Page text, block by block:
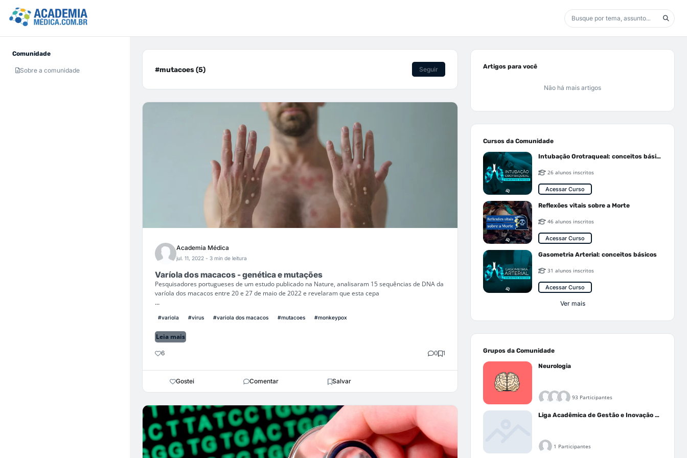
Comunidade
Sobre a comunidade #mutacoes (5) Seguir
Academia Médica
jul. 11, 2022 - 3 min de leitura
Varíola dos macacos - genética e mutações
Pesquisadores portugueses de um estudo publicado na Nature, analisaram 15 sequências de DNA da
varíola dos macacos entre 20 e 27 de maio de 2022 e revelaram que esta cepa
...
#variola #virus #variola dos macacos #mutacoes #monkeypox
Leia mais
6 0 1
Gostei Comentar Salvar
Artigos para você
Não há mais artigos
Cursos da Comunidade
Intubação Orotraqueal: conceitos básicos
26 alunos inscritos
Acessar Curso
Reflexões vitais sobre a Morte
46 alunos inscritos
Acessar Curso
Gasometria Arterial: conceitos básicos
31 alunos inscritos
Acessar Curso
Ver mais
Grupos da Comunidade
Neurologia
93 Participantes
Liga Acadêmica de Gestão e Inovação Médica - LAGIM
1 Participantes